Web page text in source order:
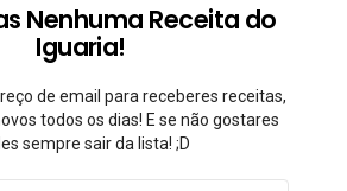
Nenhuma Receita do
Iguaria!
de email para receberes receitas,
todos os dias! E se não gostares
sempre sair da lista! ;D